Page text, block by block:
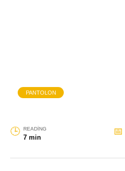
PANTOLON
READING
7 min